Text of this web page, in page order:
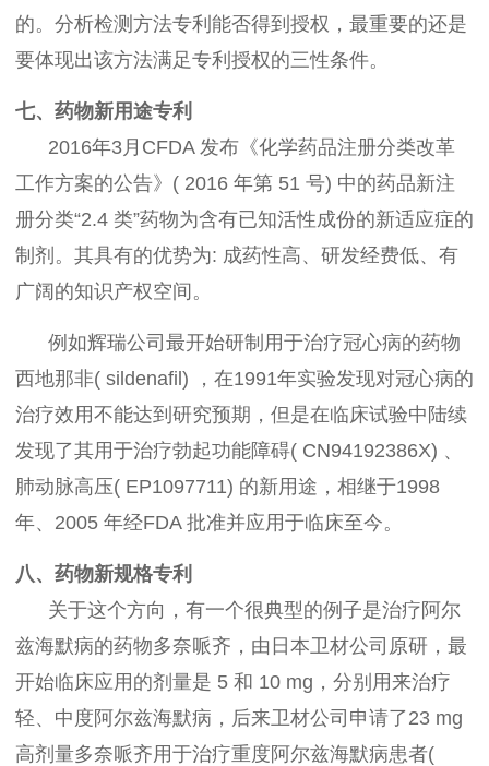
的。分析检测方法专利能否得到授权，最重要的还是
要体现出该方法满足专利授权的三性条件。
七、药物新用途专利
2016年3月CFDA 发布《化学药品注册分类改革
工作方案的公告》( 2016 年第 51 号) 中的药品新注
册分类“2.4 类”药物为含有已知活性成份的新适应症的
制剂。其具有的优势为: 成药性高、研发经费低、有
广阔的知识产权空间。
例如辉瑞公司最开始研制用于治疗冠心病的药物
西地那非( sildenafil) ，在1991年实验发现对冠心病的
治疗效用不能达到研究预期，但是在临床试验中陆续
发现了其用于治疗勃起功能障碍( CN94192386X) 、
肺动脉高压( EP1097711) 的新用途，相继于1998
年、2005 年经FDA 批准并应用于临床至今。
八、药物新规格专利
关于这个方向，有一个很典型的例子是治疗阿尔
兹海默病的药物多奈哌齐，由日本卫材公司原研，最
开始临床应用的剂量是 5 和 10 mg，分别用来治疗
轻、中度阿尔兹海默病，后来卫材公司申请了23 mg
高剂量多奈哌齐用于治疗重度阿尔兹海默病患者(